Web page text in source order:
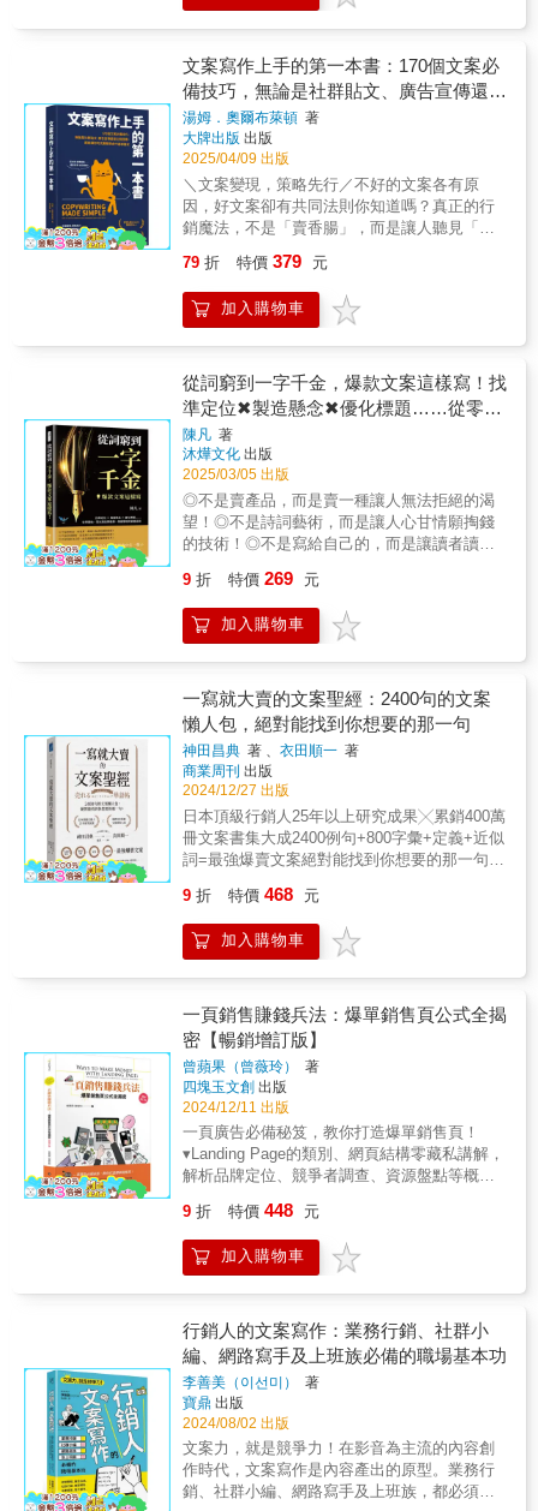
是最好的競爭力，如果你想自學廣告，那這本
是你的最佳選擇。」──林育聖▌廣告人就是地
攤老闆，只有專業才能一針見血Q1：「Gap 現
在只賠沒賺；他們就要一敗塗地了。他們的廣
告雖然出名，卻沒發揮作用。」A1：「你怎麼
知道是廣告失靈，而不是這間公司有其他問
題？像是他們的品牌、商店，甚至產品。也
許，要不是他們的廣告，只怕賠的會更多。」
Q2：「不同媒體，有何廣告特性？」A2：海報
──三秒鐘／八個字；平面──首重標題、圖像、
簡單的「單一景框」為目標；社群──1／3提
問， 1／3內容， 1／3銷售和對話Q3：「做出
那可能就是標題與圖像互相搶戲，抵消廣告效
果。請記住以下原則：‧衝擊力強的標題＋有所
保留的圖像＝好廣告‧有所保留的標題＋衝擊力
強的圖像＝好廣告‧衝擊力強的標題＋衝擊力強
的圖像＝廣告可好可壞（兩相抵消）Q4：「如
何找到一個產品的獨家賣點？」A4：書中第六
章，給了包括產品名稱、物理特性、商標識
別、包裝、口味、產品吃法或用法等近20個方
告，本書 500 則廣告行銷案例個個讓你稱奇：
住？」◎不是市場龍頭，那就當最棒的老二
「Avis 在租車業中排行不過老二，那為什麼要
跟我們租車？」見到如此坦誠的廣告標語，難
道不會引起你的興趣、繼續閱讀下去嗎？因為
是老二，所以Avis沒有本錢任憑菸灰缸骯髒、
或讓油箱半滿。因為是老二，所以Avis更用
心。Avis利用「轉負為正」廣告策略，向消費
者宣告：我們的服務最優質。◎Häagen-Dazs
竟是廣告人巧手臆造的名字？！「產品定位」
這個廣告策略，其實從產品名稱就可以開始下
手。Häagen-Dazs 的名字，聽起來是如此撩人
感官，透過臆造了這個充滿成熟風情的名字，
時其他競爭對手大多以兒童為受眾。◎我們家
的漱口水，就是苦到讓你一買再買如果你的產
品擁有讓人不敢恭維的特質，也許有時你該放
如往昔」，讓用過這家漱口水的消費者會心一
笑、卸下心防：沒錯，它真的很苦，但它很有
比 Nikon 還反骨，一家相機公司的平面廣告居
然一張「圖像」都不用？廣告中僅僅使用四行
「文字」，描述四張舉世知名的照片，最後撂
下一句：「如果你能記得其中一張，那或許就
是用 Nikon 拍的。」◎如果你覺得都什麼時代
了，誰要「讀」廣告文案……那你要來練練
「視覺隱喻」廣告概念。Nike 賣跑鞋，甚至連
動鞋展示牆，每家運動鞋店都會有的那種，但
本該放上運動鞋的鞋架，卻都放滿了烏龜，只
有一個鞋架放了 Nike 跑鞋。還需要多說嗎？如
只有 Nike。▌專業人士口碑推薦丁菱娟∣資深行
銷公關人米卡∣《Motive商業洞察》總編輯李洛
克∣故事革命創辦人林育聖∣純粹文案負責人陳思
傑∣社群丼創辦人、只要有人社群顧問執行長許
景泰∣世紀智庫創辦人許子謙∣桑河數位暨
《Motive商業洞察》創辦人黃麗燕∣WAVE中小
企業CEO品牌／領導學創辦人，前李奧貝納集
團執行長暨大中華區總裁
思考「為什麼」與「如何」。──Wawa吳玉琥
（廣告樂血研究院院長） 只要能夠融會貫
的任督二脈，可以起到一個相當好的作用。──
蕭富峯（輔大廣告系副教授）
書！✦〔三訣竅，建立你的專屬表達方式〕－
訣竅① 把自己的感受放在第一位－訣竅② 寫作
是說出具體的優點，就能找到你的語言你會學
到：✔ 怎麼一開始就抓住目光──快速聚焦重點
✔ 如何寫出引人共鳴、瘋狂想轉推的句子✔ 怎
麼避開「複製貼上」式的老套說法✔ 如何讓人
聽懂你的喜歡，甚至跟著你一起愛上推✦不再
只會說「好棒」，而是精準表達✦不再只會換
句話說「我推最棒」，而是────✔拆解出：我
推「哪裡」最棒」！例1：我愛豆的「那句台
「服裝造型」很有品味例3：我推的「這個編舞
貼文 #粉絲信 #YT影音 #部落格 #Podcast社群
發文∣口頭分享∣自媒體內容創作☑ 粉絲文化愛好
者（偶像、動漫、戲劇、遊戲、小說、運動）
☑ 想布教（推人入坑），卻詞窮的你☑ 發文老
是卡關、或不敢發文的你 ☑ 想讓更多人看見你
想推廣的對象（粉絲、行銷人、內容創作者）
☑ 經營社群、部落格、YouTube的你✦真實讀
者回饋✦★「不只更會聊推，連平常說話也更
有自信了！」┥40代男性☆「原來想聊偶像，
根本不需要華麗詞彙——光是知道這點，就超
安心！」┥30代女性★「原來我一直在轉述別
人的話……遇見這本書，幫我找回自己的語
言。」┥20代女性☆「一看到書名就想大喊：
這根本是寫給我的吧！整本畫滿重點、貼滿書
籤～」┥30代女性★「寫法超貼近這個時代的
節奏，看完只想立刻找個推來瘋狂讚美一
了。」這不是一本教你變強的工具書，而是一
本幫你找回表達勇氣的練習本。當你滿腔熱
愛，卻說不出口；當你想推人入坑，卻只說得
出「嗚嗚嗚、好棒」；當你在鍵盤前停頓良
久，想寫點什麼，卻總覺得詞不達意——這本
書會溫柔而堅定地拉你一把，陪你一起：梳理
情緒↓釐清重點↓找到屬於你的語言身為編輯，
我一頁頁讀著，也一遍遍想起那個過去的自己
——那個總在深夜刪掉貼文、默默喜歡，卻始
終不敢說出口的我。也因此，我想把這本書推
出口方式的你。
看頭。別灰心，讓本書來拯救你！文案寫作其
實是有「套路」的，本書作者曾帶領團隊，創
造出一個月約25億元的業績。他以成功經驗告
訴你：知道消費者在想什麼、鎖定行銷的對
象，就能突破寫作瓶頸、輕鬆下筆，在短時間
內寫出爆款文案。★有梗、有故事、戳中痛
點，更能吸引人的購買欲望 只要掌握了幾
個有力的寫作句型，就能有效挑起消費者的購
買欲望，還沒看完廣告就搶著+1，讓你訂單接
不完！例如以下幾招：◎善用對比：說明有別
的。◎現身說法：說得再天花亂墜，不如使用
者的一句好口碑。◎來點「自黑」：反其道而
行，讓人覺得你敢說實話，博得好感。◎善用
普數據。還有更多簡單、好上手的技巧，都在
本書中……★短影片帶貨的秘訣？快速、洗腦
又簡單製作 短影片的時代來了！現代人圖像
化、時間瑣碎，沒耐心看「落落長」的文字。
唯有短小精彩的影片，才能迅速抓住眼球。十
幾秒的短影片，不管是帶貨、接廣告、引流
量，都能幫你創造難以想像的銷量。重點是幾
乎零成本，一人公司也可以業績嚇嚇叫。本書
程，教你做出時下最熱門的行銷利器。★文案
本！ 本書專為小白設計，分4大章節，依商
業類別詳細介紹寫作技巧。收集上百則爆款文
案實例，並附萬用句型、不敗關鍵字等等，從
文章架構到常用詞彙，都幫你做好功課。寫作
零基礎者也不怕沒素材、沒靈感，一小時就能
掌握寫作關鍵，寫出令人眼睛一亮的文案。◎
美食類：用暖色系照片、細節和氛圍，勾起人
們的食慾。◎美容用品類：爆款化妝品，都抓
住想變美的心理。◎服裝類：品牌要有故事、
有個性，才能脫穎而出。
文案寫作上手的第一本書：170個文案必
備技巧，無論是社群貼文、廣告宣傳還是
企劃提案，都能讓你的文案精準命中客群
需求
湯姆．奧爾布萊頓 著
大牌出版 出版
2025/04/09 出版
＼文案變現，策略先行／不好的文案各有原
因，好文案卻有共同法則你知道嗎？真正的行
銷魔法，不是「賣香腸」，而是讓人聽見「煎
手帶你寫出好文案從基礎到進階，全面拆解成
交文案的關鍵，讓你不再靠靈感寫文案，而是
憑策略取勝！★榮登多國Amazon暢銷榜No.1★
寫文案，就像搭橋──橋架得準，成交就穩！本
書給你全方位、超實用的文案寫作指南作者湯
姆．奧爾布萊頓，擁有超過20年的實戰經驗，
曾為多家國際頂級品牌操刀，包含：英國保誠
集團、滙豐、環球音樂集團、Fuji等，客戶遍及
全球。在書中，他濃縮多年經驗和頂尖文案的
創作邏輯，轉化為清晰可行的實戰步驟與技
巧：▍ PART I 策畫文案：下筆前的策略思考
教你深入了解產品，還有它帶來的利益，同時
學會洞察讀者，並將這些元素整合到brief中。
技藝了解8大標題設計技巧、組織文案結構，和
打造強而有力的CTA。▍ PART III 升級文
案：讓你的文案成效翻倍跳探討如何讓你的文
找到正確的語氣；提升寫作水準，並回應客戶
的改稿建議。只要需要寫文案，這本書就是你
的秘密武器！【本書特色】實戰技巧一次到
位，讓文案直擊人心、精準成交：✔ 一擊必
中：9 大心理技巧，讓轉換率翻倍成長✔ 強力
升級：6 大寫作絕技，瞬間提升說服力✔ 抓準
需求：1 個關鍵問題，挖出消費者痛點✔ 擺脫
卡關：6 種方法，終結文案難產✔ 精準吸睛：
從B2B到B2C，大量文案範例，橫跨不同產
slogan、廣告文案、影片腳本、EDM、網站內
容等，只要掌握書中的文案祕技，你也能用
「對的策略」說「對的話」，實現精準轉換！
79 折 特價 379 元
加入購物車
從詞窮到一字千金，爆款文案這樣寫！找
準定位✖製造懸念✖優化標題……從零開
始，寫出讓品牌瘋傳、業績爆增的銷售話
術
陳凡 著
沐燁文化 出版
2025/03/05 出版
◎不是賣產品，而是賣一種讓人無法拒絕的渴
望！◎不是詩詞藝術，而是讓人心甘情願掏錢
的技術！◎不是寫給自己的，而是讓讀者讀完
者腦海中住一輩子90％的文案都無人問津──本
書教你成為那10％【文案寫作的覺醒之路】文
案並非只是華麗的詞藻堆砌，而是一門能夠影
消費者心理分析，帶領讀者理解文案如何影響
購買行為。此外，書中還解析經典廣告案例，
展示簡單一句話如何擊中人心，讓讀者迅速掌
握關鍵訣竅。【吸睛標題的寫作技巧】標題是
吸引讀者注意的第一道關卡，優秀的標題能決
定文案的影響力。本書提供一套完整的標題寫
作法則，包括如何運用「懸念」、「對比」、
「資料」、「故事性」等技巧來提升標題的吸
引力。此外，透過大量成功案例，作者展示不
同類型的標題如何應用於各種文案場景，讓讀
事策略】好的文案不僅要吸引目光，還要說服
讀者採取行動。本書分析了成功廣告背後的邏
輯，從「建立情境」、「引發共鳴」、「製造
關鍵點。此外，書中介紹如何透過故事行銷、
幽默表達、情感渲染等方式，讓文案更具說服
力，提升品牌的影響力。【讓文案變現的核心
法則】在商業世界中，文案的終極目標是促成
銷售。本書最後一部分聚焦於如何提升轉化
率，包含「精準定位目標客群」、「運用社會
認同原則」、「營造信任感」等策略，幫助讀
者打造具有吸引力的行銷文案。此外，書中還
者能夠快速提升自身的寫作水準，寫出真正能
廣告行銷人員、品牌經營者、自媒體創作者及
對文案寫作有興趣的人量身打造的實用指南。
全書從基礎入門到進階技巧，逐步解析如何寫
出能打動人心、提高轉化率的商業文案。書中
涵蓋標題撰寫技巧、消費者心理分析、經典文
案拆解、實戰案例解析等內容，透過清晰的框
架和豐富的案例，讓讀者快速掌握有效的寫作
方法。
9 折 特價 269 元
加入購物車
一寫就大賣的文案聖經：2400句的文案
懶人包，絕對能找到你想要的那一句
神田昌典 著 、衣田順一 著
商業周刊 出版
2024/12/27 出版
日本頂級行銷人25年以上研究成果╳累銷400萬
冊文案書集大成2400例句+800字彙+定義+近似
詞=最強爆賣文案絕對能找到你想要的那一句
本，辦公桌上必備文案參考書FB、YouTube、
IG、電商、電子報、網站登入頁……，任何用
文字吸引消費者的地方都用得上，你要做的就
覺超安心實際案例 ╳ 詞彙一覽表 ╳ 快速檢索
書末海量詞彙清單沒靈感就翻開本書，只要3
秒就能快速找到夢幻用字 營造緊迫感、購買
慾、提問、激發好奇心…… 完美打造各種行
銷場景，備有巨量詞彙、例句，不怕你用，就
怕你用不完！ 大贈送，每個字彙衍伸數個近
似詞用了這個詞還有別的詞可以替換，怎麼用
都不會膩 行為經濟學、最新心理學原理抓住
顧客口味以最科學的心理學、行為學為基礎，
讓消費者看了就想立刻買單！ PESONA黃金文
點」• Empathy共鳴：賣方必須理解買方的「痛
點」，並且擁有解決問題能力。• Solution解
決：找出問題的根本原因，提出「解決」問題
案，進行具體的商品、服務「提案」。• Narrow
適合：解決方案奏效、買方願意購入後，必須
提升「符合」滿意度。• Action行動：為了解決
「痛點」，喚起必要的具體「行動」。 本書特
色：1. 文字工作者必備文案寶典：翻開本書，
熟讀文案攻勢，選出搭配的詞彙，吸引人眼球
的暢銷文案手到擒來。 2. 作者權威背景背書：
日本頂級行銷人神田正典累積二十五年以上文
9 折 特價 468 元
加入購物車
一頁銷售賺錢兵法：爆單銷售頁公式全揭
密【暢銷增訂版】
曾蘋果（曾薇玲）
著
四塊玉文創 出版
2024/12/11 出版
一頁廣告必備秘笈，教你打造爆單銷售頁！
▾Landing Page的類別、網頁結構零藏私講解，
解析品牌定位、競爭者調查、資源盤點等概
訣竅，帶你用一頁廣告發揮導購力，把流量轉
換成金流！✦爆單密碼：一頁廣告的致勝之道
如何用最少的資源，創造最高的轉換率？書中
你翻轉銷售業績，解鎖品牌成長的無限可能！
✦流量變金流：打造吸金廣告頁想讓消費者
「看了就買」？從競爭者調查到品牌定位分
析，再到行動按鈕設定，書中解密成功轉換的
實用技巧，並搭配圖片、影片教學，帶你用一
頁廣告將流量轉換成金流！本書特色▋祕訣1：
一頁廣告製作入門X新手必備介紹一頁廣告的類
別、特色，並說明頁首、內容、商品、見證及
行動區塊等網頁結構，讓你在製作一頁廣告
9 折 特價 448 元
加入購物車
行銷人的文案寫作：業務行銷、社群小
編、網路寫手及上班族必備的職場基本功
李善美（이선미）
著
寶鼎 出版
2024/08/02 出版
文案力，就是競爭力！在影音為主流的內容創
作時代，文案寫作是內容產出的原型。業務行
銷、社群小編、網路寫手及上班族，都必須學